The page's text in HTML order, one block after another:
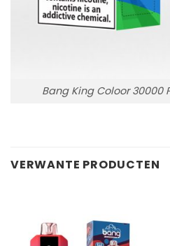
Bang King Coloor 30000
VERWANTE PRODUCTEN